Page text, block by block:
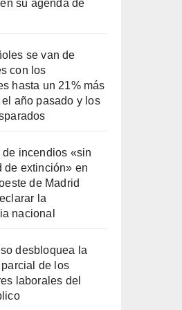
su agenda de
se van de
con los
hasta un 21% más
año pasado y los
de incendios «sin
de extinción» en
de Madrid
la
nacional
desbloquea la
de los
laborales del